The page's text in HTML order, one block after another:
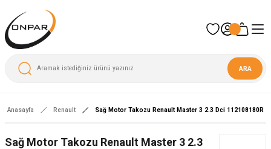
ARA
Anasayfa Renault Sağ Motor Takozu Renault Master 3 2.3 Dci 112108180R
Sağ Motor Takozu Renault Master 3 2.3